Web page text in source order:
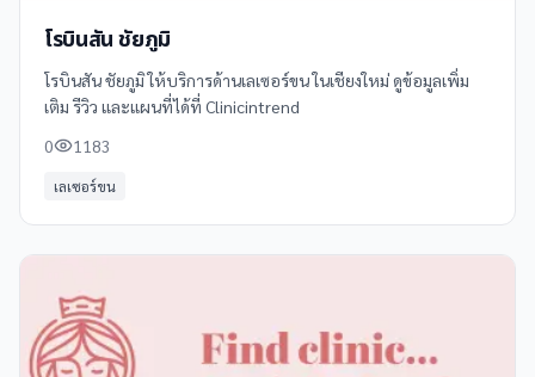
โรบินสัน ชัยภูมิ
โรบินสัน ชัยภูมิ ให้บริการด้านเลเซอร์ขน ในเชียงใหม่ ดูข้อมูลเพิ่ม
เติม รีวิว และแผนที่ได้ที่ Clinicintrend
0
1183
เลเซอร์ขน